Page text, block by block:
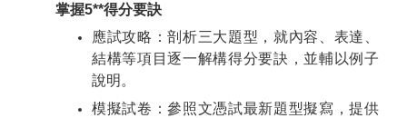
掌握5**得分要訣
應試攻略：剖析三大題型，就內容、表達、
結構等項目逐一解構得分要訣，並輔以例子
說明。
模擬試卷：參照文憑試最新題型擬寫，提供